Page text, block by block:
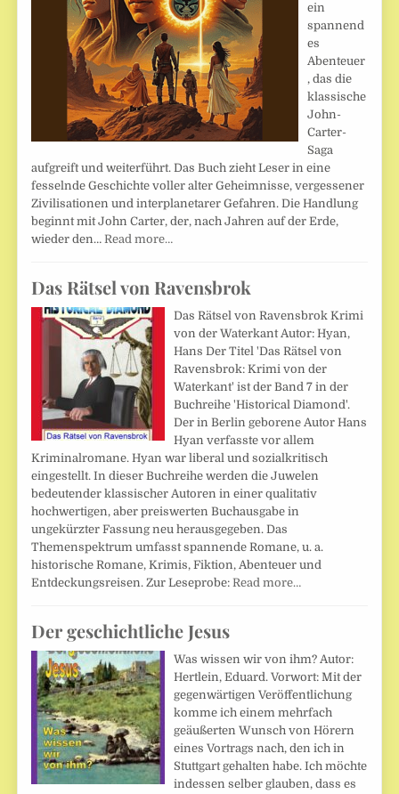
ein
spannend
es
Abenteuer
, das die
klassische
John-
Carter-
Saga
aufgreift und weiterführt. Das Buch zieht Leser in eine
fesselnde Geschichte voller alter Geheimnisse, vergessener
Zivilisationen und interplanetarer Gefahren. Die Handlung
beginnt mit John Carter, der, nach Jahren auf der Erde,
wieder den…Read more…
Das Rätsel von Ravensbrok
Das Rätsel von Ravensbrok Krimi
von der Waterkant Autor: Hyan,
Hans Der Titel 'Das Rätsel von
Ravensbrok: Krimi von der
Waterkant' ist der Band 7 in der
Buchreihe 'Historical Diamond'.
Der in Berlin geborene Autor Hans
Hyan verfasste vor allem
Kriminalromane. Hyan war liberal und sozialkritisch
eingestellt. In dieser Buchreihe werden die Juwelen
bedeutender klassischer Autoren in einer qualitativ
hochwertigen, aber preiswerten Buchausgabe in
ungekürzter Fassung neu herausgegeben. Das
Themenspektrum umfasst spannende Romane, u. a.
historische Romane, Krimis, Fiktion, Abenteuer und
Entdeckungsreisen. Zur Leseprobe:Read more…
Der geschichtliche Jesus
Was wissen wir von ihm? Autor:
Hertlein, Eduard. Vorwort: Mit der
gegenwärtigen Veröffentlichung
komme ich einem mehrfach
geäußerten Wunsch von Hörern
eines Vortrags nach, den ich in
Stuttgart gehalten habe. Ich möchte
indessen selber glauben, dass es